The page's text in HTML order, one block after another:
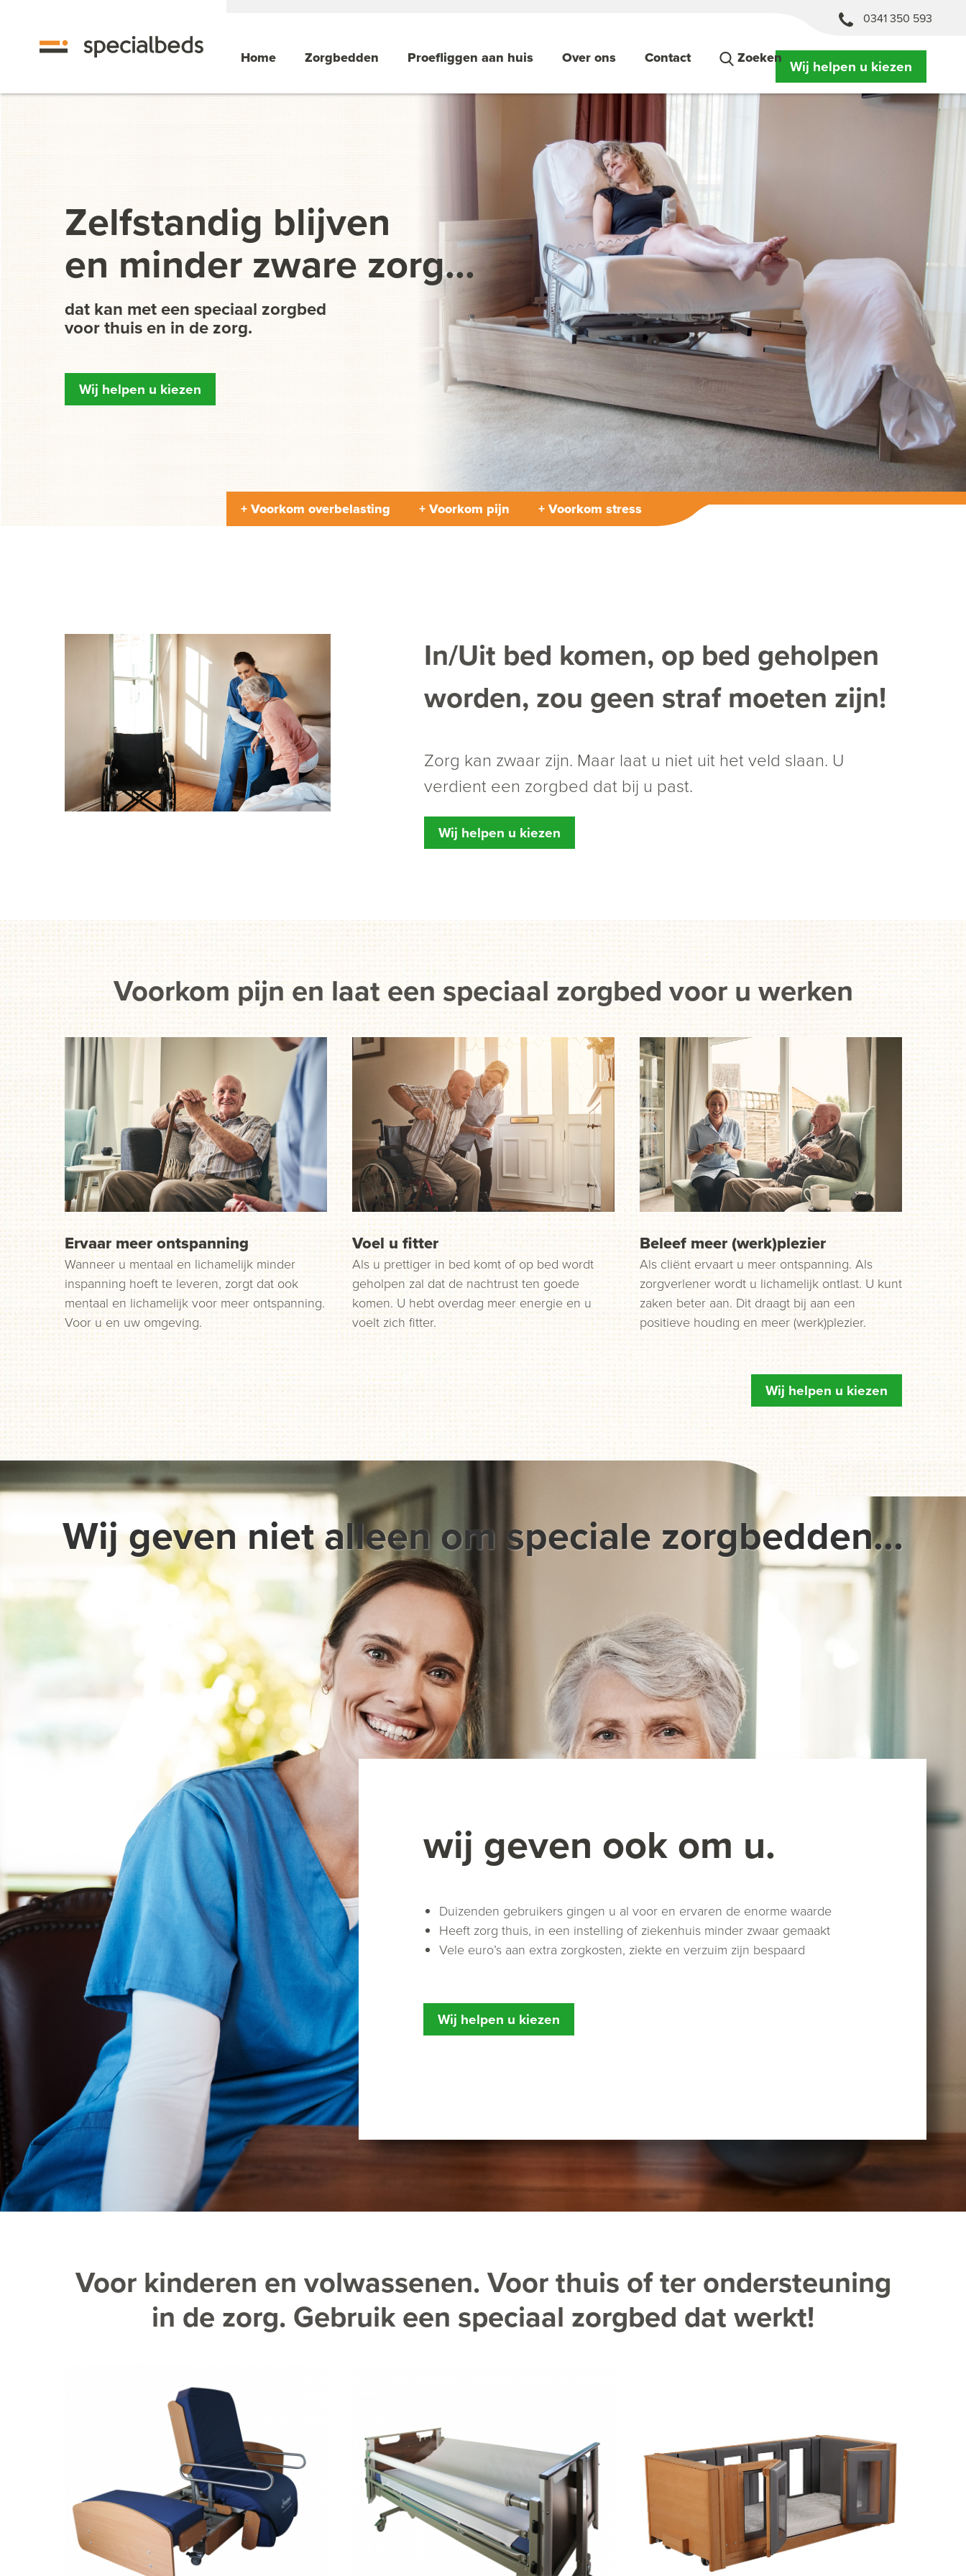
Home Zorgbedden Proefliggen aan huis Over ons Contact Zoeken
0341 350 593
Wij helpen u kiezen
Zelfstandig blijven
en minder zware zorg...
dat kan met een speciaal zorgbed
voor thuis en in de zorg.
Wij helpen u kiezen
+ Voorkom overbelasting + Voorkom pijn + Voorkom stress
In/Uit bed komen, op bed geholpen
worden, zou geen straf moeten zijn!
Zorg kan zwaar zijn. Maar laat u niet uit het veld slaan. U
verdient een zorgbed dat bij u past.
Wij helpen u kiezen
Voorkom pijn en laat een speciaal zorgbed voor u werken
Ervaar meer ontspanning
Wanneer u mentaal en lichamelijk minder
inspanning hoeft te leveren, zorgt dat ook
mentaal en lichamelijk voor meer ontspanning.
Voor u en uw omgeving.
Voel u fitter
Als u prettiger in bed komt of op bed wordt
geholpen zal dat de nachtrust ten goede
komen. U hebt overdag meer energie en u
voelt zich fitter.
Beleef meer (werk)plezier
Als cliënt ervaart u meer ontspanning. Als
zorgverlener wordt u lichamelijk ontlast. U kunt
zaken beter aan. Dit draagt bij aan een
positieve houding en meer (werk)plezier.
Wij helpen u kiezen
Wij geven niet alleen om speciale zorgbedden...
wij geven ook om u.
Duizenden gebruikers gingen u al voor en ervaren de enorme waarde
Heeft zorg thuis, in een instelling of ziekenhuis minder zwaar gemaakt
Vele euro’s aan extra zorgkosten, ziekte en verzuim zijn bespaard
Wij helpen u kiezen
Voor kinderen en volwassenen. Voor thuis of ter ondersteuning
in de zorg. Gebruik een speciaal zorgbed dat werkt!